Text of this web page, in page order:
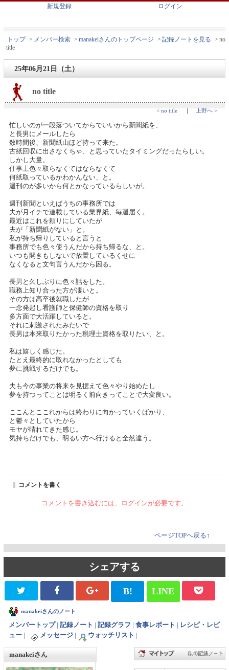
新規登録 ログイン
トップ > メンバー検索 > manakeiさんのトップページ > 記録ノートを見る > no
title
25年06月21日（土）
no title
< no title ｜ 上野へ >
忙しいのが一段落ついてからでいいから新聞紙を、
と長男にメールしたら
数時間後、新聞紙山ほど持って来た。
古紙回収に出さなくちゃ、と思っていたタイミングだったらしい。
しかし大量。
仕事上色々取らなくてはならなくて
何紙取っているかわかんない、と。
週刊のが多いから何とかなっているらしいが。
週刊新聞といえばうちの事務所では
夫が月イチで連載している業界紙、毎週届く。
最近はこれを頼りにしていたが
夫が「新聞紙がない」と。
私が持ち帰りしていると言うと
事務所でも色々使うんだから持ち帰るな、と。
いつも開きもしないで放置しているくせに
なくなると文句言うんだから困る。
長男と久しぶりに色々話をした。
職務上知り合った方が凄いと。
その方は高卒後就職したが
一念発起し看護師と保健師の資格を取り
多方面で大活躍していると。
それに刺激されたみたいで
長男は本来取りたかった税理士資格を取りたい、と。
私は嬉しく感じた。
たとえ最終的に取れなかったとしても
夢に挑戦するだけでも。
夫も今の事業の将来を見据えて色々やり始めたし
夢を持つってことは明るく前向きってことで大変良い。
ここんとここれからは終わりに向かっていくばかり、
と鬱々としていたから
モヤが晴れてきた感じ。
気持ちだけでも、明るい方へ行けると全然違う。
コメントを書く
コメントを書き込むには、ログインが必要です。
ページTOPへ戻る↑
シェアする
B! LINE
manakeiさんのノート
メンバートップ| 記録ノート 記録グラフ 食事レポート
レシピ・レビ
ュー
メッセージ ウォッチリスト
manakeiさん